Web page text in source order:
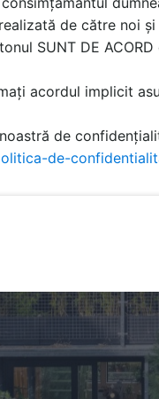
de către noi
SUNT DE ACORD
acordul implicit
de
de-